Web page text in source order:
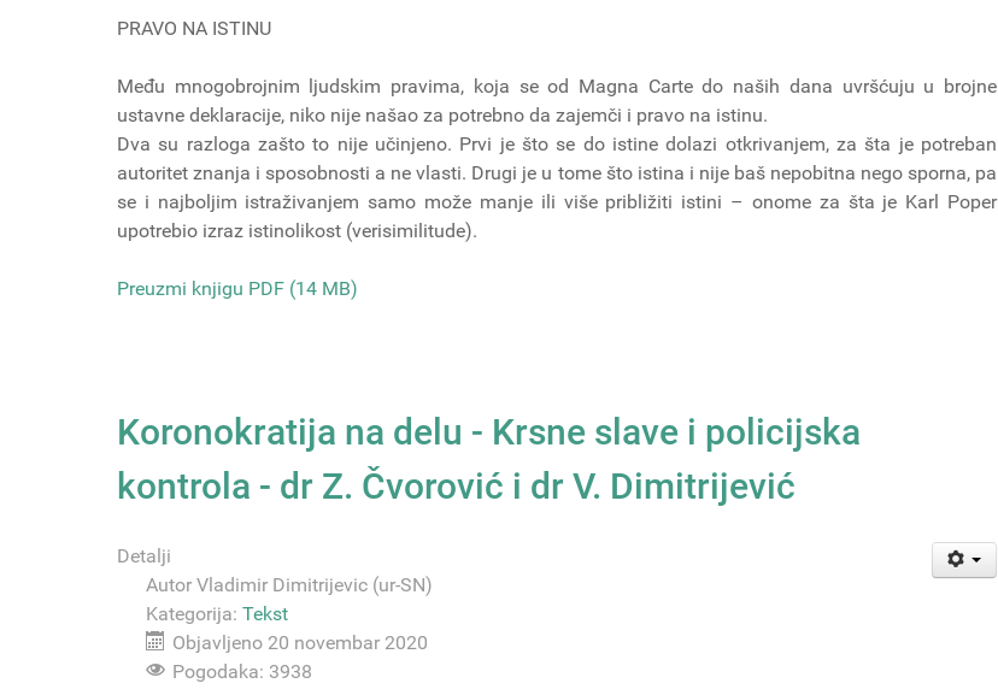
PRAVO NA ISTINU
Među mnogobrojnim ljudskim pravima, koja se od Magna Carte do naših dana uvršćuju u brojne
ustavne deklaracije, niko nije našao za potrebno da zajemči i pravo na istinu.
Dva su razloga zašto to nije učinjeno. Prvi je što se do istine dolazi otkrivanjem, za šta je potreban
autoritet znanja i sposobnosti a ne vlasti. Drugi je u tome što istina i nije baš nepobitna nego sporna, pa
se i najboljim istraživanjem samo može manje ili više približiti istini – onome za šta je Karl Poper
upotrebio izraz istinolikost (verisimilitude).
Preuzmi knjigu PDF (14 MB)
Koronokratija na delu - Krsne slave i policijska
kontrola - dr Z. Čvorović i dr V. Dimitrijević
Detalji
Autor Vladimir Dimitrijevic (ur-SN)
Kategorija: Tekst
Objavljeno 20 novembar 2020
Pogodaka: 3938